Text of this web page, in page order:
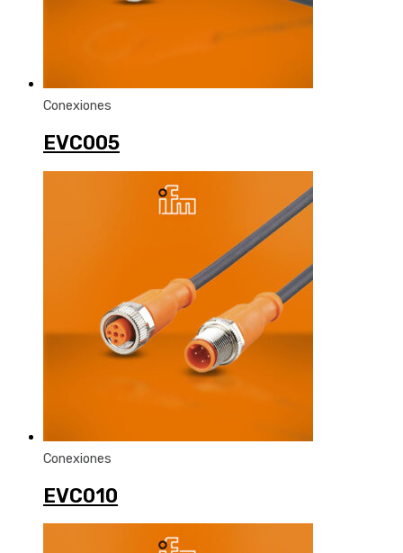
Conexiones
EVC005
Conexiones
EVC010